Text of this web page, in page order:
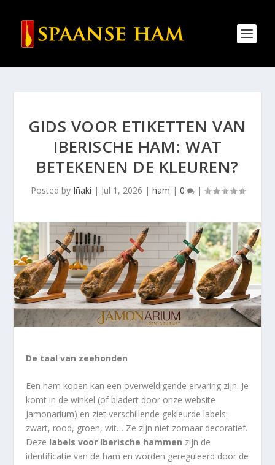
GIDS VOOR ETIKETTEN VAN
IBERISCHE HAM: WAT
BETEKENEN DE KLEUREN?
Posted by Iñaki | Jul 1, 2026 | ham | 0 |
De taal van zeehonden
Een ham kopen kan een overweldigende ervaring zijn. Je
komt in de winkel (of bladert door onze website
Jamonarium) en ziet verschillende gekleurde labels:
zwart, rood, groen, wit… Ze zijn niet zomaar decoratief.
Deze labels voor Iberische hammen zijn de
identificatie van de ham en worden gereguleerd door de